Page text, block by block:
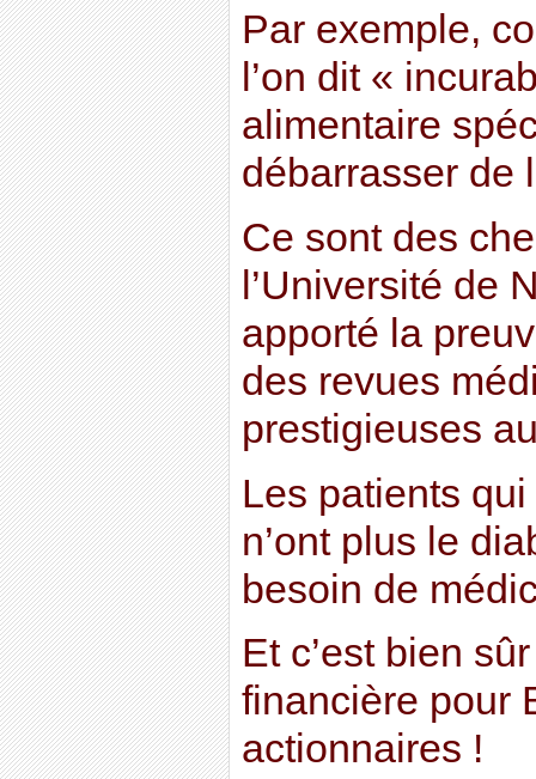
Par exemple,
l’on dit «
alimentaire
débarrasser de
Ce sont des
l’Université de
apporté la
des revues
prestigieuses
Les patients
n’ont plus le
besoin de
Et c’est bien
financière pour
actionnaires !